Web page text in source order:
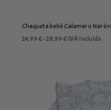
Chaqueta bebé Calamaro Narón
24,99€-28,99€Rango
24,99 €
28,99 €
IVA Incluído